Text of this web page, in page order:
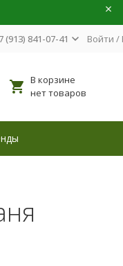
(913) 841-07-41 Войти /
В корзине
нет товаров